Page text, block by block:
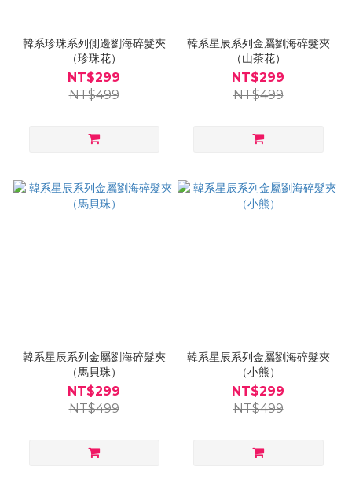
韓系珍珠系列側邊劉海碎髮夾
（珍珠花）
NT$299
NT$499
韓系星辰系列金屬劉海碎髮夾
（山茶花）
NT$299
NT$499
韓系星辰系列金屬劉海碎髮夾
（馬貝珠）
NT$299
NT$499
韓系星辰系列金屬劉海碎髮夾
（小熊）
NT$299
NT$499